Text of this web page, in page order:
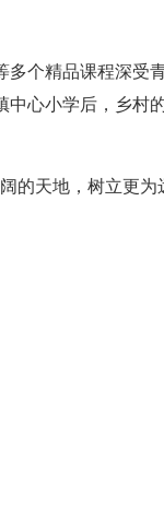
个精品课程深受
心小学后，乡
的天地，树立更为